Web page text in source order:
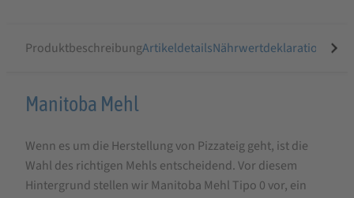
ProduktbeschreibungArtikeldetailsNährwertdeklaration
Produktbeschreibung
Manitoba
Mehl
Manitoba Mehl
Wenn es um die Herstellung von Pizzateig geht, ist die
Wahl des richtigen Mehls entscheidend. Vor diesem
Hintergrund stellen wir Manitoba Mehl Tipo 0 vor, ein